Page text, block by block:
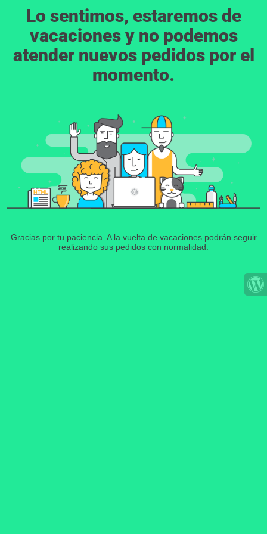
Lo sentimos, estaremos de
vacaciones y no podemos
atender nuevos pedidos por el
momento.
Gracias por tu paciencia. A la vuelta de vacaciones podrán seguir
realizando sus pedidos con normalidad.